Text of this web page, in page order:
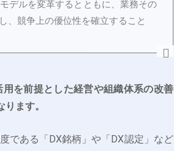
デルを変革するとともに、業務その
、競争上の優位性を確立すること
を前提とした経営や組織体系の改善
ます。
である「DX銘柄」や「DX認定」など